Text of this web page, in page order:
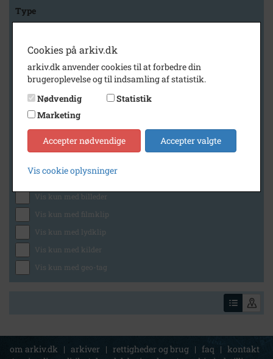
Type
Arkiv
Holbæk-Arkiverne / Tølløse Lokalarkiv
Generelt
Vis kun med billeder
Vis kun med filmklip
Vis kun med lydklip
Vis kun med kilder
Vis kun med geo-tag
om arkiv.dk | arkiver | rettigheder og brug | faq | kontakt
Cookies på arkiv.dk
arkiv.dk anvender cookies til at forbedre din
brugeroplevelse og til indsamling af statistik.
Nødvendig
Statistik
Marketing
Accepter nødvendige Accepter valgte
Vis cookie oplysninger